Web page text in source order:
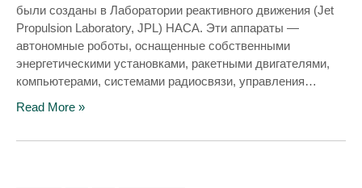
были созданы в Лаборатории реактивного движения (Jet
Propulsion Laboratory, JPL) НАСА. Эти аппараты —
автономные роботы, оснащенные собственными
энергетическими установками, ракетными двигателями,
компьютерами, системами радиосвязи, управления…
Read More »